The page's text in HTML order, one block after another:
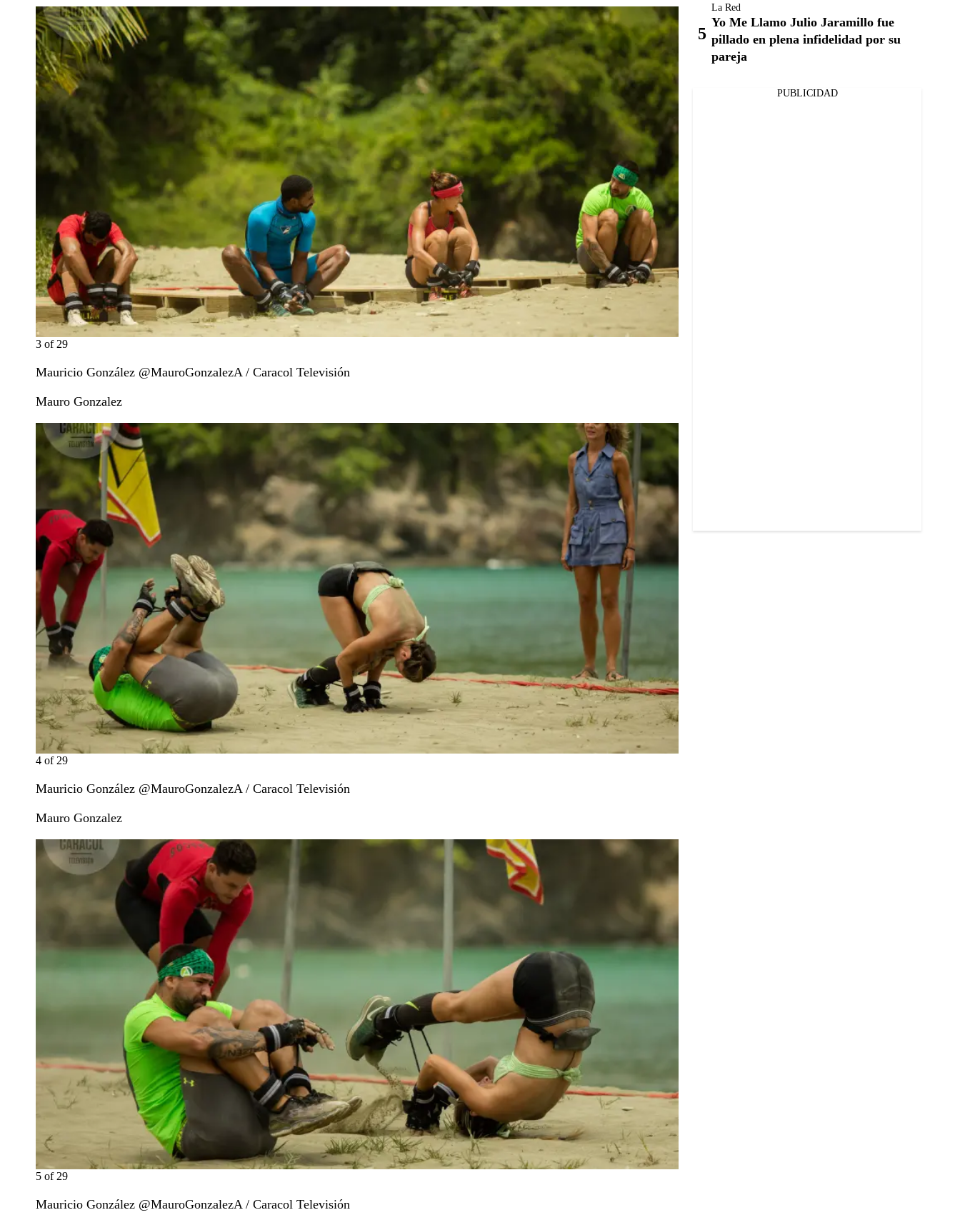
3 of 29
Mauricio González @MauroGonzalezA / Caracol Televisión
Mauro Gonzalez
4 of 29
Mauricio González @MauroGonzalezA / Caracol Televisión
Mauro Gonzalez
5 of29
Mauricio González @MauroGonzalezA / Caracol Televisión
La Red
Yo Me Llamo Julio Jaramillo fue
pillado en plena infidelidad por su
pareja
PUBLICIDAD